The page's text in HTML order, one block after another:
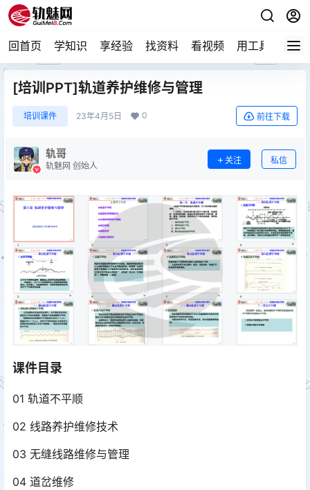
回首页 学知识 享经验 找资料 看视频 用工具 论技
[培训PPT]轨道养护维修与管理
培训课件 23年4月5日 0 前往下载
轨哥
轨魅网 创始人
关注 私信
课件目录
01 轨道不平顺
02 线路养护维修技术
03 无缝线路维修与管理
04 道岔维修